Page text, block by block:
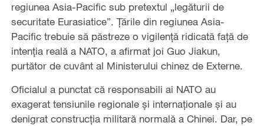
regiunea Asia-Pacific sub pretextul „legăturii de
securitate Eurasiatice”. Țările din regiunea Asia-
Pacific trebuie să păstreze o vigilență ridicată față de
intenția reală a NATO, a afirmat joi Guo Jiakun,
purtător de cuvânt al Ministerului chinez de Externe.
Oficialul a punctat că responsabili ai NATO au
exagerat tensiunile regionale și internaționale și au
denigrat construcția militară normală a Chinei. Dar, pe